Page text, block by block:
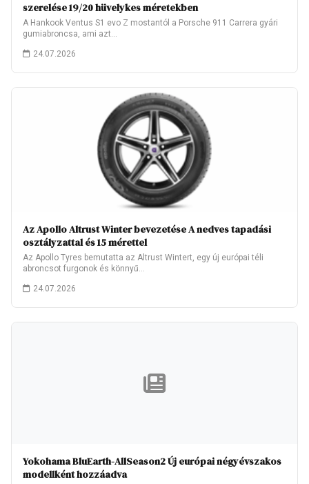
szerelése 19/20 hüvelykes méretekben
A Hankook Ventus S1 evo Z mostantól a Porsche 911 Carrera gyári
gumiabroncsa, ami azt…
24.07.2026
Az Apollo Altrust Winter bevezetése A nedves tapadási
osztályzattal és 15 mérettel
Az Apollo Tyres bemutatta az Altrust Wintert, egy új európai téli
abroncsot furgonok és könnyű…
24.07.2026
Yokohama BluEarth-AllSeason2 Új európai négyévszakos
modellként hozzáadva